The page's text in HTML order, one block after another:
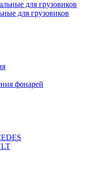
для грузовиков
фонарей